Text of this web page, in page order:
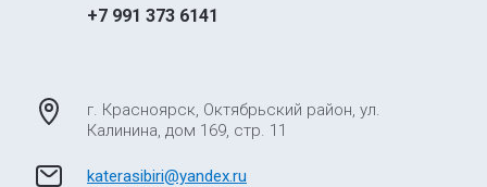
+7 991 373 6141
г. Красноярск, Октябрьский район, ул.
Калинина, дом 169, стр. 11
katerasibiri@yandex.ru